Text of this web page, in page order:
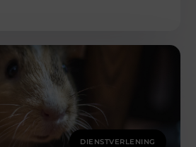
DIENSTVERLENING